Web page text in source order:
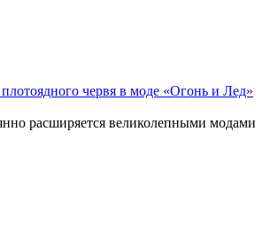
червя в моде «Огонь и Лед»
расширяется великолепными модами